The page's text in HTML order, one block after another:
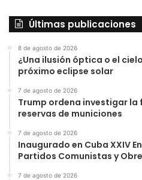
Últimas publicaciones
8 de agosto de 2026
¿Una ilusión óptica o el
próximo eclipse solar
7 de agosto de 2026
Trump ordena investigar
reservas de municiones
7 de agosto de 2026
Inaugurado en Cuba XXIV
Partidos Comunistas y
7 de agosto de 2026